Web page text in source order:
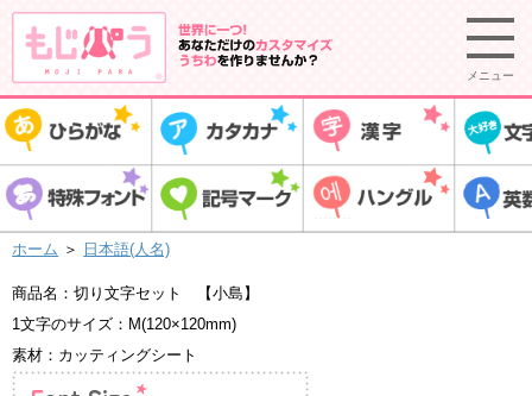
メニュー
ホーム ＞ 日本語(人名)
商品名：切り文字セット 【小島】
1文字のサイズ：M(120×120mm)
素材：カッティングシート